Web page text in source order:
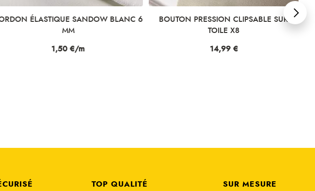
ÉLASTIQUE SANDOW BLANC 6
MM
Prix
1,50 €/m
BOUTON PRESSION CLIPSABLE SUR
TOILE X8
Prix
14,99 €
TOP QUALITÉ SUR MESURE